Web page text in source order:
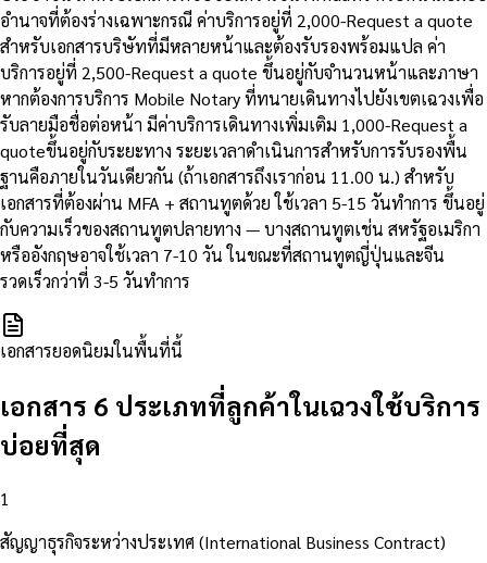
อำนาจที่ต้องร่างเฉพาะกรณี ค่าบริการอยู่ที่ 2,000-Request a quote
สำหรับเอกสารบริษัทที่มีหลายหน้าและต้องรับรองพร้อมแปล ค่า
บริการอยู่ที่ 2,500-Request a quote ขึ้นอยู่กับจำนวนหน้าและภาษา
หากต้องการบริการ Mobile Notary ที่ทนายเดินทางไปยังเขตเฉวงเพื่อ
รับลายมือชื่อต่อหน้า มีค่าบริการเดินทางเพิ่มเติม 1,000-Request a
quoteขึ้นอยู่กับระยะทาง ระยะเวลาดำเนินการสำหรับการรับรองพื้น
ฐานคือภายในวันเดียวกัน (ถ้าเอกสารถึงเราก่อน 11.00 น.) สำหรับ
เอกสารที่ต้องผ่าน MFA + สถานทูตด้วย ใช้เวลา 5-15 วันทำการ ขึ้นอยู่
กับความเร็วของสถานทูตปลายทาง — บางสถานทูตเช่น สหรัฐอเมริกา
หรืออังกฤษอาจใช้เวลา 7-10 วัน ในขณะที่สถานทูตญี่ปุ่นและจีน
รวดเร็วกว่าที่ 3-5 วันทำการ
เอกสารยอดนิยมในพื้นที่นี้
เอกสาร 6 ประเภทที่ลูกค้าในเฉวงใช้บริการ
บ่อยที่สุด
1
สัญญาธุรกิจระหว่างประเทศ (International Business Contract)